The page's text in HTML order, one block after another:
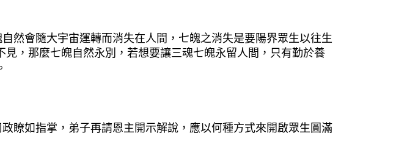
然會隨大宇宙運轉而消失在人間，七魄之消失是要陽界眾生以往生
，那麼七魄自然永別，若想要讓三魂七魄永留人間，只有勤於養
瞭如指掌，弟子再請恩主開示解說，應以何種方式來開啟眾生圓滿